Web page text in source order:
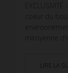
coeur du
mitoyenne
LIRE LA